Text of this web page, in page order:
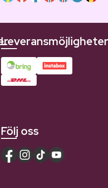
Leveransmöjligheter
Följ oss